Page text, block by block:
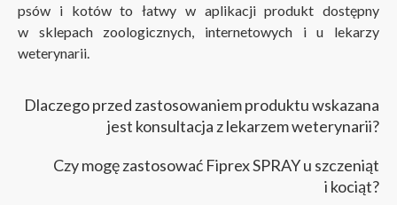
psów i kotów to łatwy w aplikacji produkt dostępny
w sklepach zoologicznych, internetowych i u lekarzy
weterynarii.
Dlaczego przed zastosowaniem produktu wskazana
jest konsultacja z lekarzem weterynarii?
Czy mogę zastosować Fiprex SPRAY u szczeniąt
i kociąt?